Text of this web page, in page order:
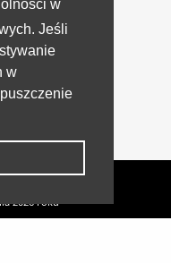
w
Jeśli
w
zastrzeżone
2026 roku